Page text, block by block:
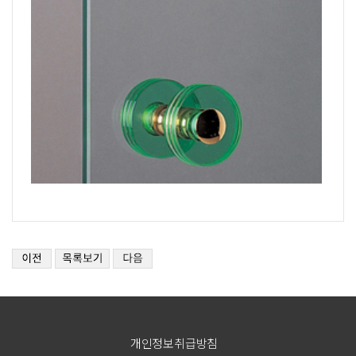
개인정보취급방침